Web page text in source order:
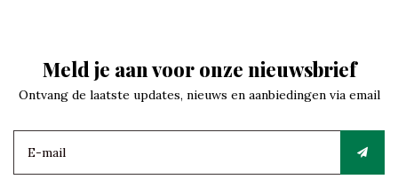
Meld je aan voor onze nieuwsbrief
Ontvang de laatste updates, nieuws en aanbiedingen via email